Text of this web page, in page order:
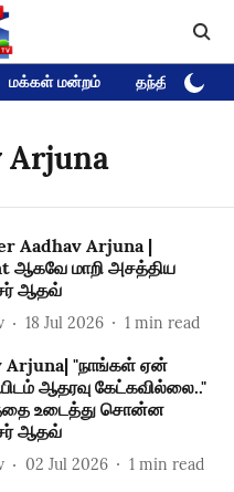
மக்கள் மன்றம் தந்தி டிவி
Arjuna
Aadhav Arjuna |
ஆகவே மாறி அசத்திய
ஆதவ்
18 Jul 2026 1 min read
Arjuna| "நாங்கள் ஏன்
ஆதரவு கேட்கவில்லை.."
உடைத்து சொன்ன
ஆதவ்
02 Jul 2026 1 min read